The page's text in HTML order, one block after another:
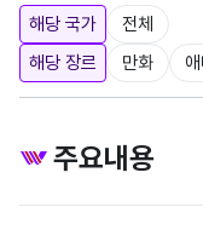
해당 국가
전체
해당 장르
만화 애
주요내용